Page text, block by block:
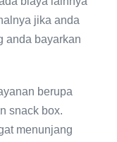
jika anda
anda bayarkan
berupa
snack box.
menunjang